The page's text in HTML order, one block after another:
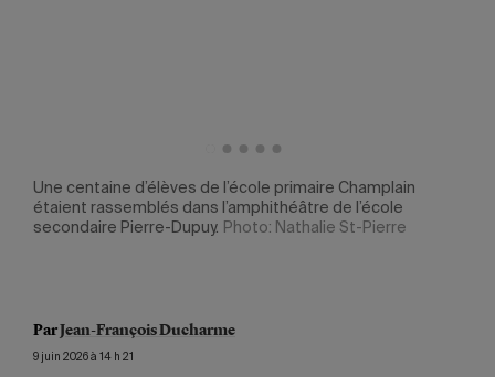
Une centaine d’élèves de l’école primaire Champlain
étaient rassemblés dans l’amphithéâtre de l’école
secondaire Pierre-Dupuy. Photo: Nathalie St-Pierre
ParJean-François Ducharme
9 juin 2026 à 14 h 21